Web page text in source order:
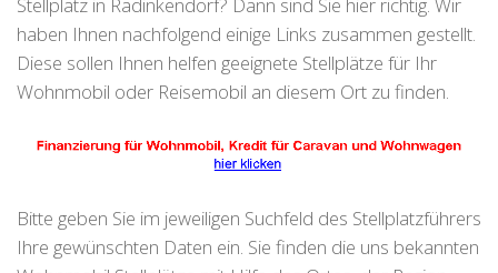
haben Ihnen nachfolgend einige Links zusammen gestellt.
Diese sollen Ihnen helfen geeignete Stellplätze für Ihr
Wohnmobil oder Reisemobil an diesem Ort zu finden.
Bitte geben Sie im jeweiligen Suchfeld des Stellplatzführers
Ihre gewünschten Daten ein. Sie finden die uns bekannten